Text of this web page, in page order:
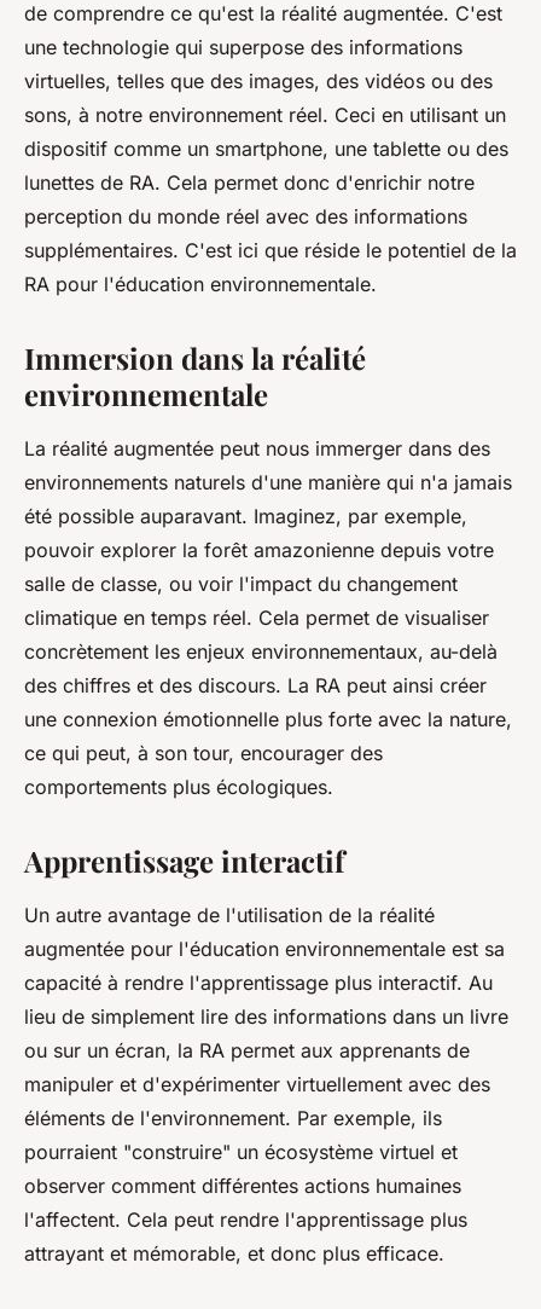
de comprendre ce qu'est la réalité augmentée. C'est
une technologie qui superpose des informations
virtuelles, telles que des images, des vidéos ou des
sons, à notre environnement réel. Ceci en utilisant un
dispositif comme un smartphone, une tablette ou des
lunettes de RA. Cela permet donc d'enrichir notre
perception du monde réel avec des informations
supplémentaires. C'est ici que réside le potentiel de la
RA pour l'éducation environnementale.
Immersion dans la réalité
environnementale
La réalité augmentée peut nous immerger dans des
environnements naturels d'une manière qui n'a jamais
été possible auparavant. Imaginez, par exemple,
pouvoir explorer la forêt amazonienne depuis votre
salle de classe, ou voir l'impact du changement
climatique en temps réel. Cela permet de visualiser
concrètement les enjeux environnementaux, au-delà
des chiffres et des discours. La RA peut ainsi créer
une connexion émotionnelle plus forte avec la nature,
ce qui peut, à son tour, encourager des
comportements plus écologiques.
Apprentissage interactif
Un autre avantage de l'utilisation de la réalité
augmentée pour l'éducation environnementale est sa
capacité à rendre l'apprentissage plus interactif. Au
lieu de simplement lire des informations dans un livre
ou sur un écran, la RA permet aux apprenants de
manipuler et d'expérimenter virtuellement avec des
éléments de l'environnement. Par exemple, ils
pourraient "construire" un écosystème virtuel et
observer comment différentes actions humaines
l'affectent. Cela peut rendre l'apprentissage plus
attrayant et mémorable, et donc plus efficace.